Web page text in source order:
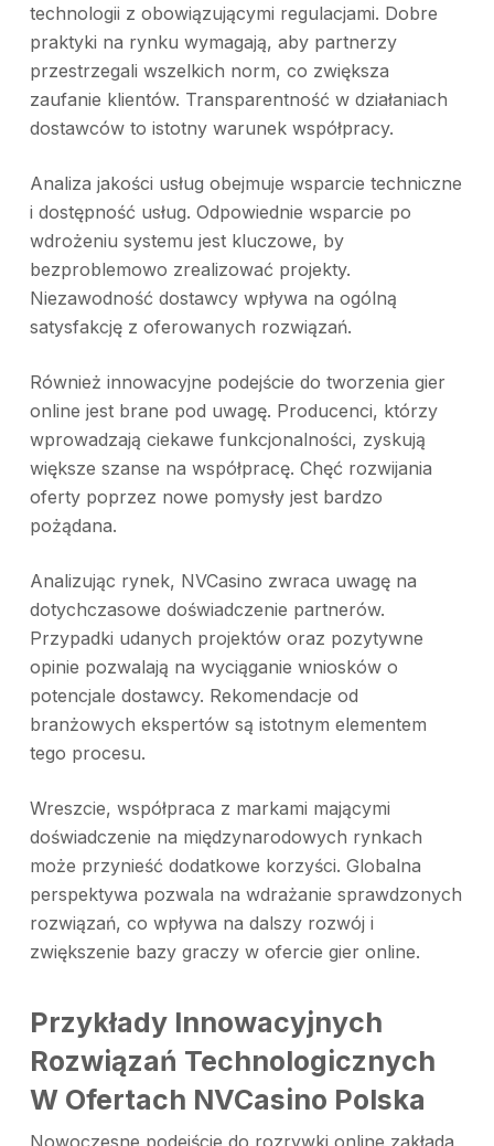
technologii z obowiązującymi regulacjami. Dobre
praktyki na rynku wymagają, aby partnerzy
przestrzegali wszelkich norm, co zwiększa
zaufanie klientów. Transparentność w działaniach
dostawców to istotny warunek współpracy.
Analiza jakości usług obejmuje wsparcie techniczne
i dostępność usług. Odpowiednie wsparcie po
wdrożeniu systemu jest kluczowe, by
bezproblemowo zrealizować projekty.
Niezawodność dostawcy wpływa na ogólną
satysfakcję z oferowanych rozwiązań.
Również innowacyjne podejście do tworzenia gier
online jest brane pod uwagę. Producenci, którzy
wprowadzają ciekawe funkcjonalności, zyskują
większe szanse na współpracę. Chęć rozwijania
oferty poprzez nowe pomysły jest bardzo
pożądana.
Analizując rynek, NVCasino zwraca uwagę na
dotychczasowe doświadczenie partnerów.
Przypadki udanych projektów oraz pozytywne
opinie pozwalają na wyciąganie wniosków o
potencjale dostawcy. Rekomendacje od
branżowych ekspertów są istotnym elementem
tego procesu.
Wreszcie, współpraca z markami mającymi
doświadczenie na międzynarodowych rynkach
może przynieść dodatkowe korzyści. Globalna
perspektywa pozwala na wdrażanie sprawdzonych
rozwiązań, co wpływa na dalszy rozwój i
zwiększenie bazy graczy w ofercie gier online.
Przykłady Innowacyjnych
Rozwiązań Technologicznych
W Ofertach NVCasino Polska
Nowoczesne podejście do rozrywki online zakłada